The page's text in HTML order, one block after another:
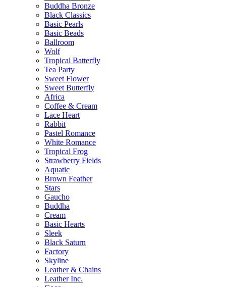
Buddha Bronze
Black Classics
Basic Pearls
Basic Beads
Ballroom
Wolf
Tropical Batterfly
Tea Party
Sweet Flower
Sweet Butterfly
Africa
Coffee & Cream
Lace Heart
Rabbit
Pastel Romance
White Romance
Tropical Frog
Strawberry Fields
Aquatic
Brown Feather
Stars
Gaucho
Buddha
Cream
Basic Hearts
Sleek
Black Saturn
Factory
Skyline
Leather & Chains
Leather Inc.